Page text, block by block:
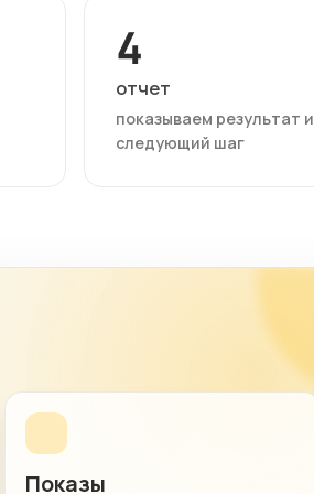
4
отчет
показываем результат и
следующий шаг
Показы